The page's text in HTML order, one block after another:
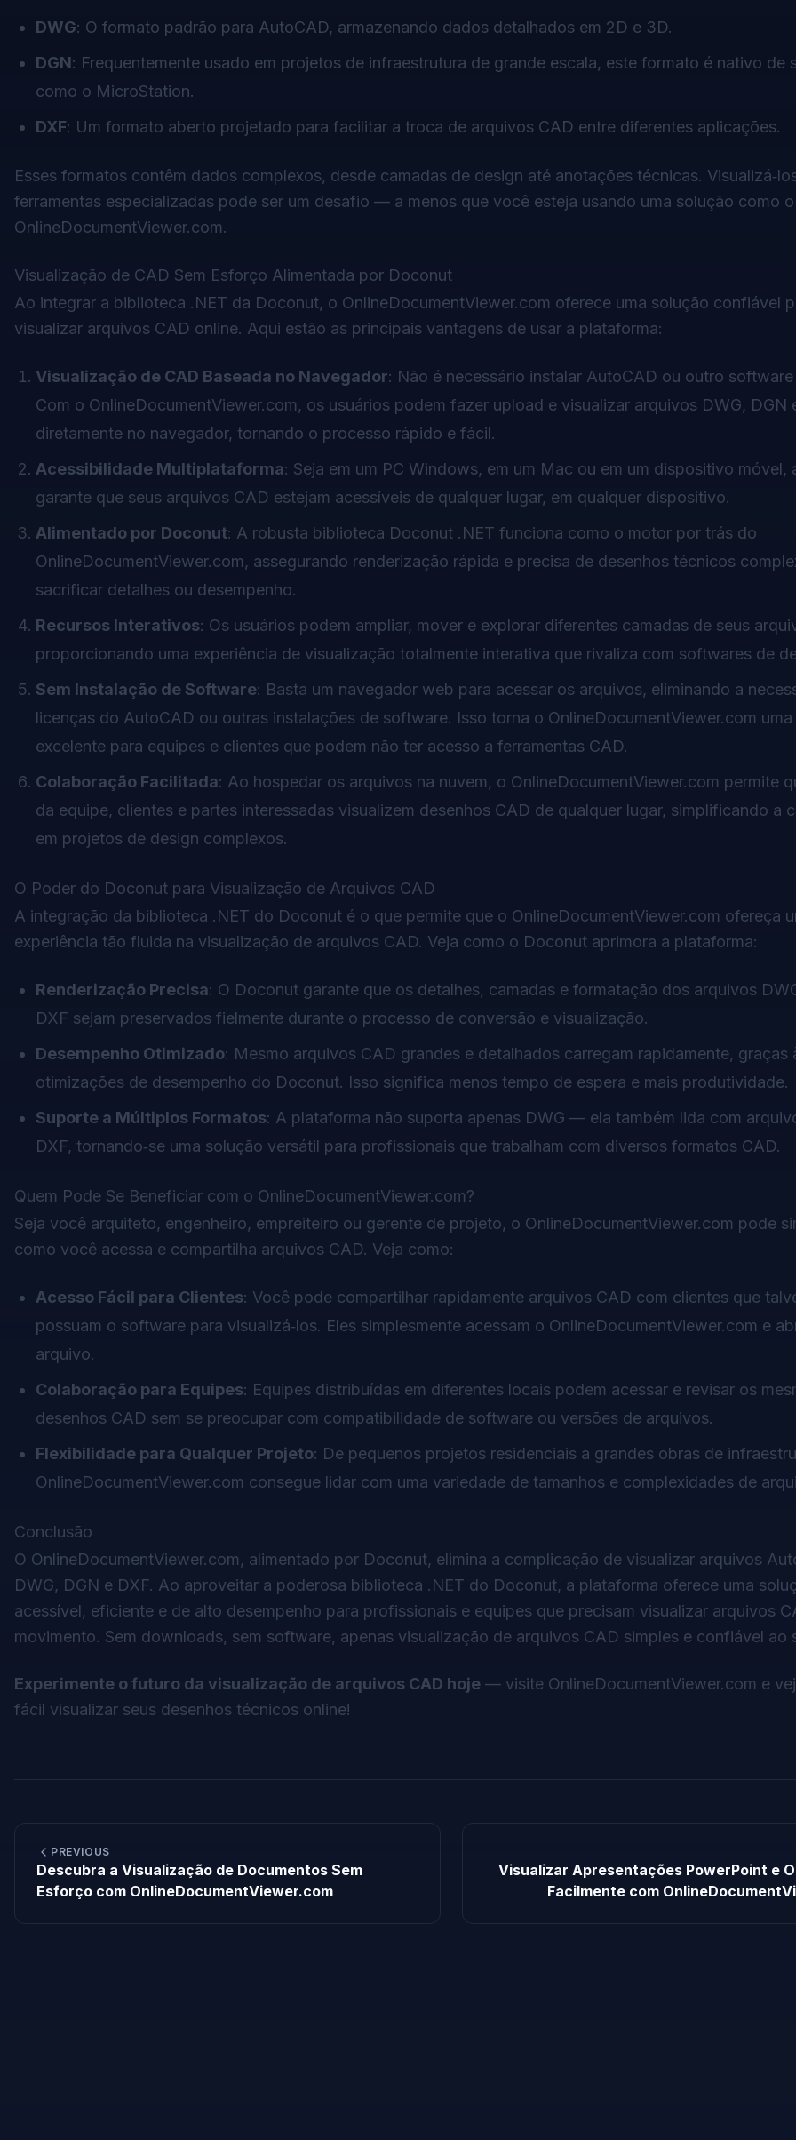
DWG: O formato padrão para AutoCAD, armazenando dados detalhados em 2D e 3D.
DGN: Frequentemente usado em projetos de infraestrutura de grande escala, este formato é nativo de
como o MicroStation.
DXF: Um formato aberto projetado para facilitar a troca de arquivos CAD entre diferentes aplicações.
Esses formatos contêm dados complexos, desde camadas de design até anotações técnicas.
ferramentas especializadas pode ser um desafio — a menos que você esteja usando uma solução como o
OnlineDocumentViewer.com.
Visualização de CAD Sem Esforço Alimentada por Doconut
Ao integrar a biblioteca .NET da Doconut, o OnlineDocumentViewer.com oferece uma solução confiável
visualizar arquivos CAD online. Aqui estão as principais vantagens de usar a plataforma:
Visualização de CAD Baseada no Navegador: Não é necessário instalar AutoCAD ou outro
Com o OnlineDocumentViewer.com, os usuários podem fazer upload e visualizar arquivos DWG, DGN
diretamente no navegador, tornando o processo rápido e fácil.
Acessibilidade Multiplataforma: Seja em um PC Windows, em um Mac ou em um dispositivo móvel,
garante que seus arquivos CAD estejam acessíveis de qualquer lugar, em qualquer dispositivo.
Alimentado por Doconut: A robusta biblioteca Doconut .NET funciona como o motor por trás do
OnlineDocumentViewer.com, assegurando renderização rápida e precisa de desenhos técnicos
sacrificar detalhes ou desempenho.
Recursos Interativos: Os usuários podem ampliar, mover e explorar diferentes camadas de seus
proporcionando uma experiência de visualização totalmente interativa que rivaliza com softwares de
Sem Instalação de Software: Basta um navegador web para acessar os arquivos, eliminando a
licenças do AutoCAD ou outras instalações de software. Isso torna o OnlineDocumentViewer.com
excelente para equipes e clientes que podem não ter acesso a ferramentas CAD.
Colaboração Facilitada: Ao hospedar os arquivos na nuvem, o OnlineDocumentViewer.com permite
da equipe, clientes e partes interessadas visualizem desenhos CAD de qualquer lugar, simplificando a
em projetos de design complexos.
O Poder do Doconut para Visualização de Arquivos CAD
A integração da biblioteca .NET do Doconut é o que permite que o OnlineDocumentViewer.com ofereça
experiência tão fluida na visualização de arquivos CAD. Veja como o Doconut aprimora a plataforma:
Renderização Precisa: O Doconut garante que os detalhes, camadas e formatação dos arquivos
DXF sejam preservados fielmente durante o processo de conversão e visualização.
Desempenho Otimizado: Mesmo arquivos CAD grandes e detalhados carregam rapidamente, graças
otimizações de desempenho do Doconut. Isso significa menos tempo de espera e mais produtividade.
Suporte a Múltiplos Formatos: A plataforma não suporta apenas DWG — ela também lida com
DXF, tornando‑se uma solução versátil para profissionais que trabalham com diversos formatos CAD.
Quem Pode Se Beneficiar com o OnlineDocumentViewer.com?
Seja você arquiteto, engenheiro, empreiteiro ou gerente de projeto, o OnlineDocumentViewer.com pode
como você acessa e compartilha arquivos CAD. Veja como:
Acesso Fácil para Clientes: Você pode compartilhar rapidamente arquivos CAD com clientes que
possuam o software para visualizá‑los. Eles simplesmente acessam o OnlineDocumentViewer.com e
arquivo.
Colaboração para Equipes: Equipes distribuídas em diferentes locais podem acessar e revisar os
desenhos CAD sem se preocupar com compatibilidade de software ou versões de arquivos.
Flexibilidade para Qualquer Projeto: De pequenos projetos residenciais a grandes obras de
OnlineDocumentViewer.com consegue lidar com uma variedade de tamanhos e complexidades de
Conclusão
O OnlineDocumentViewer.com, alimentado por Doconut, elimina a complicação de visualizar arquivos
DWG, DGN e DXF. Ao aproveitar a poderosa biblioteca .NET do Doconut, a plataforma oferece uma
acessível, eficiente e de alto desempenho para profissionais e equipes que precisam visualizar arquivos
movimento. Sem downloads, sem software, apenas visualização de arquivos CAD simples e confiável ao
Experimente o futuro da visualização de arquivos CAD hoje — visite OnlineDocumentViewer.com e
fácil visualizar seus desenhos técnicos online!
PREVIOUS
Descubra a Visualização de Documentos Sem
Esforço com OnlineDocumentViewer.com
Visualizar Apresentações PowerPoint e
Facilmente com